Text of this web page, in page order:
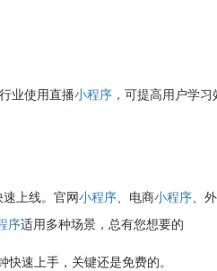
业使用直播小程序 ，可提高用户学习
速上线。官网小程序、电商小程序、
序适用多种场景，总有您想要的
快速上手，关键还是免费的。